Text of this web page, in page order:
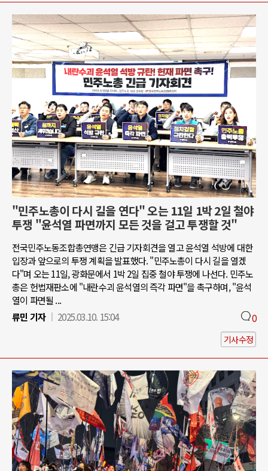
"민주노총이 다시 길을 연다" 오는 11일 1박 2일 철야
투쟁 "윤석열 파면까지 모든 것을 걸고 투쟁할 것"
전국민주노동조합총연맹은 긴급 기자회견을 열고 윤석열 석방에 대한
입장과 앞으로의 투쟁 계획을 발표했다. "민주노총이 다시 길을 열겠
다"며 오는 11일, 광화문에서 1박 2일 집중 철야 투쟁에 나선다. 민주노
총은 헌법재판소에 "내란수괴 윤석열의 즉각 파면"을 촉구하며, "윤석
열이 파면될 ...
류민 기자
2025.03.10. 15:04 0
기사수정